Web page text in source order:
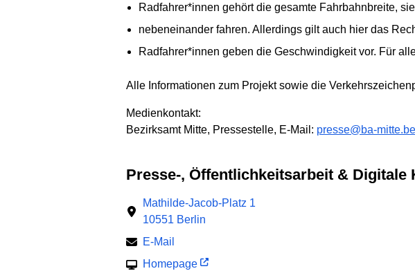
Radfahrer*innen gehört die gesamte Fahrbahnbreite,
nebeneinander fahren. Allerdings gilt auch hier das
Radfahrer*innen geben die Geschwindigkeit vor. Für
Alle Informationen zum Projekt sowie die
Medienkontakt:
Bezirksamt Mitte, Pressestelle, E-Mail: presse@ba-
Presse-, Öffentlichkeitsarbeit &
Mathilde-Jacob-Platz 1
10551 Berlin
E-Mail
Homepage